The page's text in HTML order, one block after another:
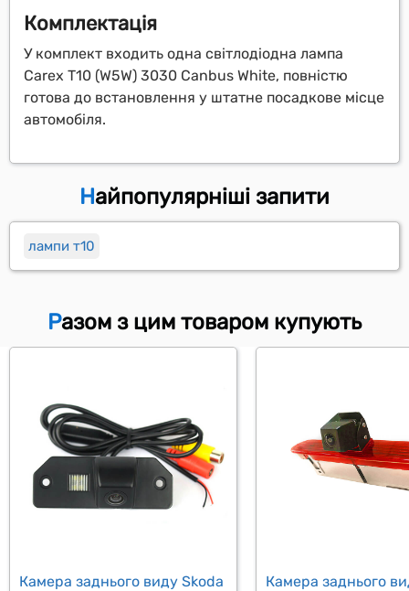
Комплектація
У комплект входить одна світлодіодна лампа
Carex T10 (W5W) 3030 Canbus White, повністю
готова до встановлення у штатне посадкове місце
автомобіля.
Найпопулярніші запити
лампи т10
Разом з цим товаром купують
Камера заднього виду Skoda
Камера заднього